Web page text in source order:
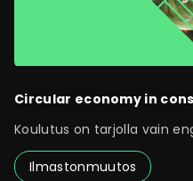
Circular economy in
Ilmastonmuutos